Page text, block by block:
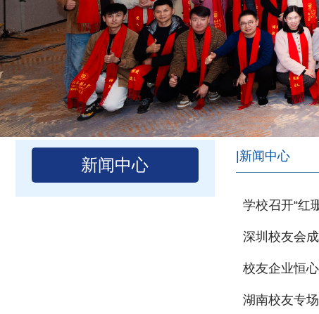
新闻中心 |新闻中心
学校召开“红
深圳校友会
校友企业恒
湖南校友专